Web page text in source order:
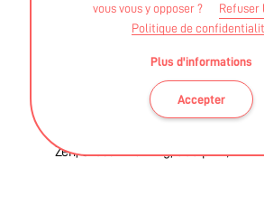
vous vous y opposer ?
Refuser
Politique de
Plus d'informations
Accepter
Suivi personnalisé
Evaluation + bilan santé
Monitoring des séances
Zen, Cross - training, Sculpt …).